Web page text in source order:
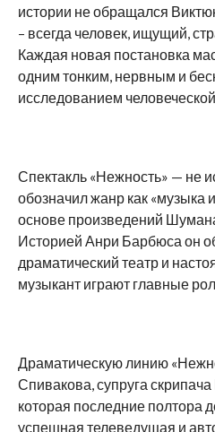
истории не обращался
– всегда человек, ищущий,
Каждая новая постановка
одним тонким, нервным и
исследованием
Спектакль «Нежность» — не
обозначил жанр как «музыка
основе произведений
Историей Анри Барбюса он
драматический театр и
музыкант играют главные
Драматическую линию
Спивакова, супруга
которая последние полтора
успешная телеведущая и